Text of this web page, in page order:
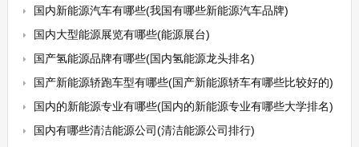
国内新能源汽车有哪些(我国有哪些新能源汽车品牌)
国内大型能源展览有哪些(能源展台)
国产氢能源品牌有哪些(国内氢能源龙头排名)
国产新能源轿跑车型有哪些(国产新能源轿车有哪些比较好的)
国内的新能源专业有哪些(国内的新能源专业有哪些大学排名)
国内有哪些清洁能源公司(清洁能源公司排行)